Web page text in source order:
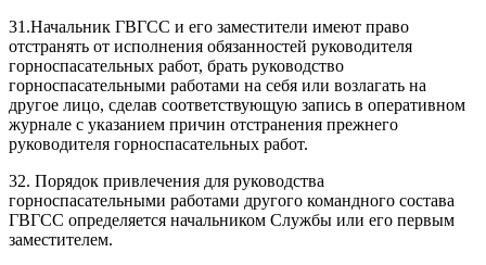
31.Начальник ГВГСС и его заместители имеют право
отстранять от исполнения обязанностей руководителя
горноспасательных работ, брать руководство
горноспасательными работами на себя или возлагать на
другое лицо, сделав соответствующую запись в оперативном
журнале с указанием причин отстранения прежнего
руководителя горноспасательных работ.
32. Порядок привлечения для руководства
горноспасательными работами другого командного состава
ГВГСС определяется начальником Службы или его первым
заместителем.